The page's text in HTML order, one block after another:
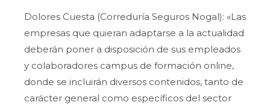
Dolores Cuesta (Correduría Seguros Nogal): «Las
empresas que quieran adaptarse a la actualidad
deberán poner a disposición de sus empleados
y colaboradores campus de formación online,
donde se incluirán diversos contenidos, tanto de
carácter general como específicos del sector